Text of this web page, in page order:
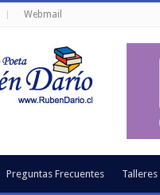
Webmail
Preguntas Frecuentes Talleres